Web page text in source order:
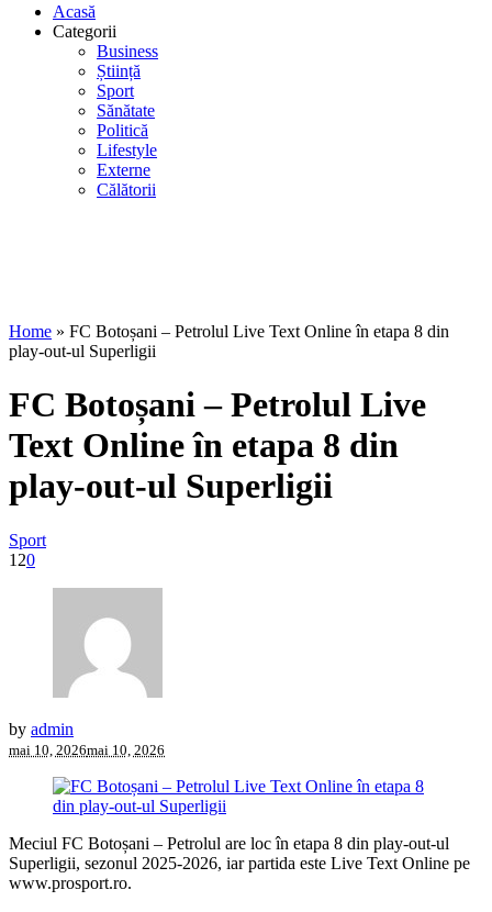
Acasă
Categorii
Business
Știință
Sport
Sănătate
Politică
Lifestyle
Externe
Călătorii
Home » FC Botoșani – Petrolul Live Text Online în etapa 8 din
play-out-ul Superligii
FC Botoșani – Petrolul Live
Text Online în etapa 8 din
play-out-ul Superligii
Sport
120
by admin
mai 10, 2026mai 10, 2026
Meciul FC Botoșani – Petrolul are loc în etapa 8 din play-out-ul
Superligii, sezonul 2025-2026, iar partida este Live Text Online pe
www.prosport.ro.